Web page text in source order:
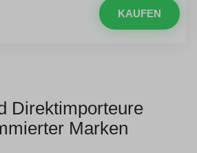
KAUFEN
Direktimporteure
Marken